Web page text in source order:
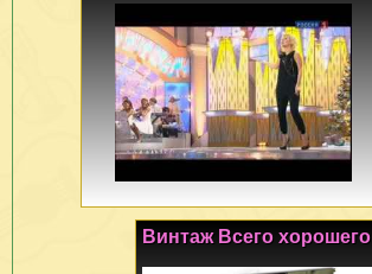
Винтаж Всего хорошего